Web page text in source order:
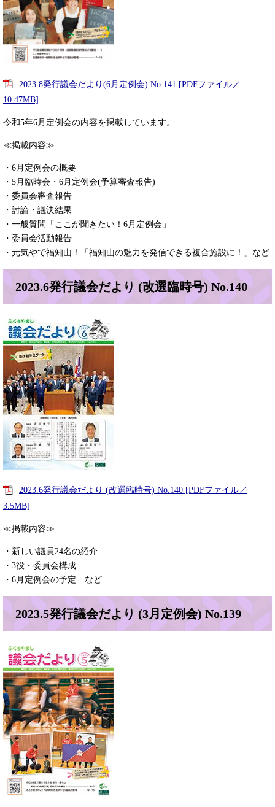
2023.8発行議会だより(6月定例会) No.141 [PDFファイル／
10.47MB]
令和5年6月定例会の内容を掲載しています。
≪掲載内容≫
・6月定例会の概要
・5月臨時会・6月定例会(予算審査報告)
・委員会審査報告
・討論・議決結果
・一般質問「ここが聞きたい！6月定例会」
・委員会活動報告
・元気やで福知山！「福知山の魅力を発信できる複合施設に！」など
2023.6発行議会だより (改選臨時号) No.140
2023.6発行議会だより (改選臨時号) No.140 [PDFファイル／
3.5MB]
≪掲載内容≫
・新しい議員24名の紹介
・3役・委員会構成
・6月定例会の予定 など
2023.5発行議会だより (3月定例会) No.139